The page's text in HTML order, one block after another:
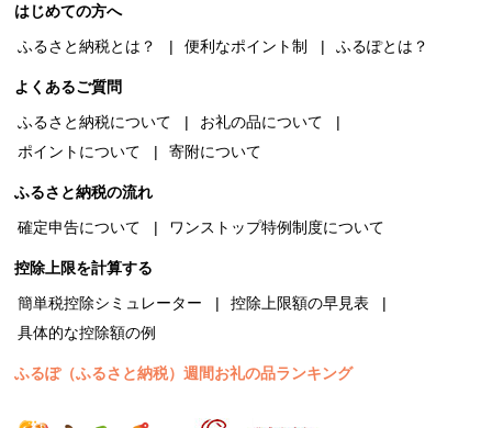
はじめての方へ
ふるさと納税とは？
便利なポイント制 ふるぽとは？
よくあるご質問
ふるさと納税について
お礼の品について
ポイントについて
寄附について
ふるさと納税の流れ
確定申告について
ワンストップ特例制度について
控除上限を計算する
簡単税控除シミュレーター
控除上限額の早見表
具体的な控除額の例
ふるぽ（ふるさと納税）週間お礼の品ランキング